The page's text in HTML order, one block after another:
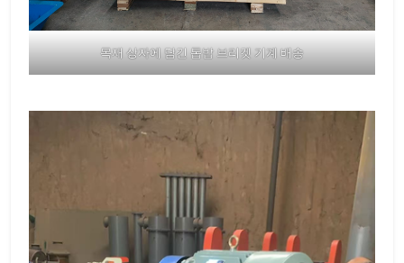
목재 상자에 담긴 톱밥 브리켓 기계 배송